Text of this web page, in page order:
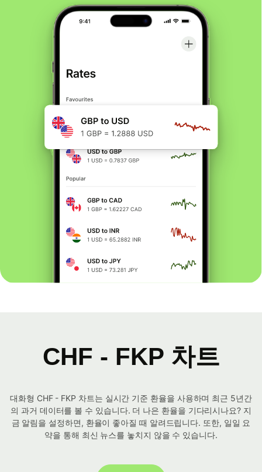
CHF - FKP 차트
대화형 CHF - FKP 차트는 실시간 기준 환율을 사용하며 최근 5년간
의 과거 데이터를 볼 수 있습니다. 더 나은 환율을 기다리시나요? 지
금 알림을 설정하면, 환율이 좋아질 때 알려드립니다. 또한, 일일 요
약을 통해 최신 뉴스를 놓치지 않을 수 있습니다.